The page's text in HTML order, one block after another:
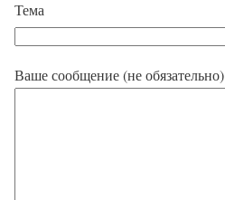
Тема
Ваше сообщение (не обязательно)